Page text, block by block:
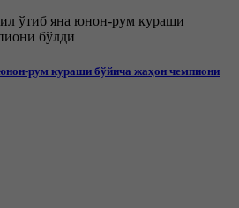
рум кураши бўйича жаҳон чемпиони